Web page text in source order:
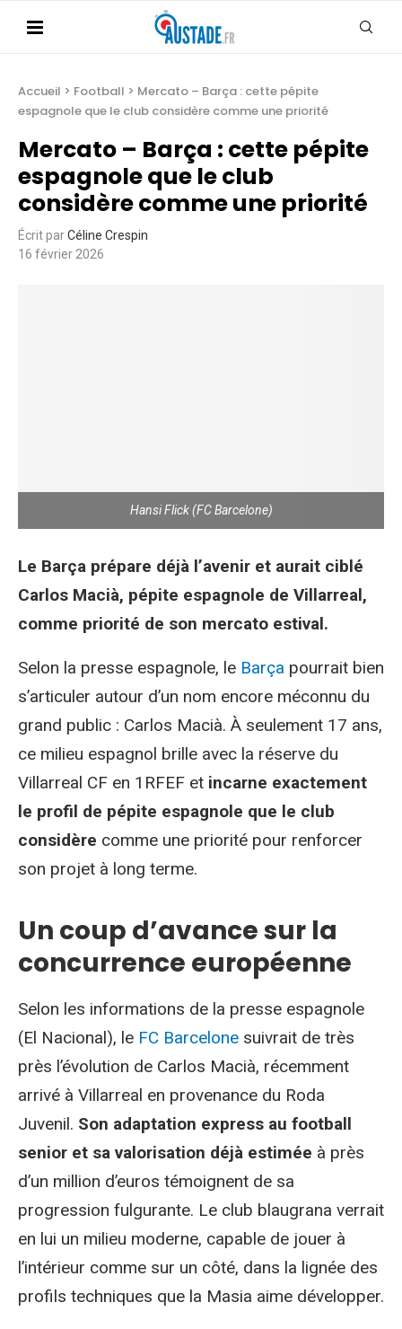
Accueil > Football > Mercato – Barça : cette pépite
espagnole que le club considère comme une priorité
Mercato – Barça : cette pépite
espagnole que le club
considère comme une priorité
Écrit parCéline Crespin
16 février 2026
Hansi Flick (FC Barcelone)
Le Barça prépare déjà l’avenir et aurait ciblé
Carlos Macià, pépite espagnole de Villarreal,
comme priorité de son mercato estival.
Selon la presse espagnole, le Barça pourrait bien
s’articuler autour d’un nom encore méconnu du
grand public : Carlos Macià. À seulement 17 ans,
ce milieu espagnol brille avec la réserve du
Villarreal CF en 1RFEF et incarne exactement
le profil de pépite espagnole que le club
considère comme une priorité pour renforcer
son projet à long terme.
Un coup d’avance sur la
concurrence européenne
Selon les informations de la presse espagnole
(El Nacional), le FC Barcelone suivrait de très
près l’évolution de Carlos Macià, récemment
arrivé à Villarreal en provenance du Roda
Juvenil. Son adaptation express au football
senior et sa valorisation déjà estimée à près
d’un million d’euros témoignent de sa
progression fulgurante. Le club blaugrana verrait
en lui un milieu moderne, capable de jouer à
l’intérieur comme sur un côté, dans la lignée des
profils techniques que la Masia aime développer.